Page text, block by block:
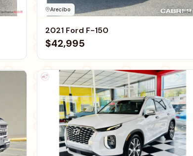
Arecibo
2021 Ford F-150
$42,995